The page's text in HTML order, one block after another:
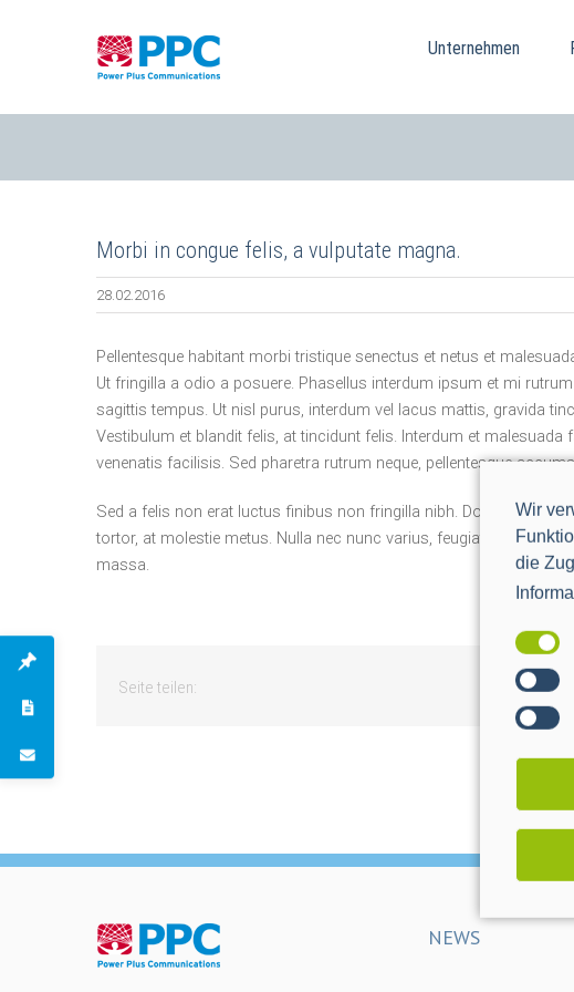
Wir
die
Unternehmen
Morbi in congue felis, a vulputate magna.
28.02.2016
Pellentesque habitant morbi tristique senectus et netus et
Ut fringilla a odio a posuere. Phasellus interdum ipsum et mi
sagittis tempus. Ut nisl purus, interdum vel lacus mattis, gravida
Vestibulum et blandit felis, at tincidunt felis. Interdum et
venenatis facilisis. Sed pharetra rutrum neque, pellentesque
Sed a felis non erat luctus finibus non fringilla nibh. Donec
tortor, at molestie metus. Nulla nec nunc varius, feugiat dui quis,
massa.
Seite teilen:
NEWS